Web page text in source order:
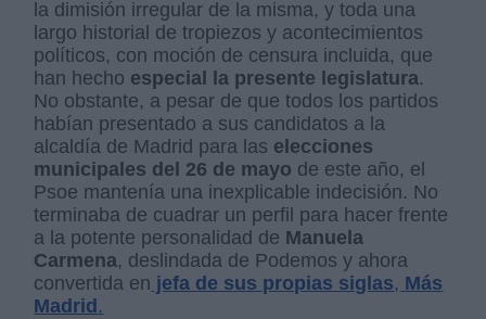
la dimisión irregular de la misma, y toda una
largo historial de tropiezos y acontecimientos
políticos, con moción de censura incluida, que
han hecho especial la presente legislatura.
No obstante, a pesar de que todos los partidos
habían presentado a sus candidatos a la
alcaldía de Madrid para las elecciones
municipales del 26 de mayo de este año, el
Psoe mantenía una inexplicable indecisión. No
terminaba de cuadrar un perfil para hacer frente
a la potente personalidad de Manuela
Carmena, deslindada de Podemos y ahora
convertida en jefa de sus propias siglas, Más
Madrid .